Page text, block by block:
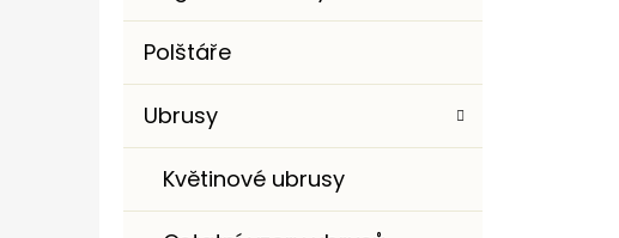
Polštáře
Ubrusy
Květinové ubrusy